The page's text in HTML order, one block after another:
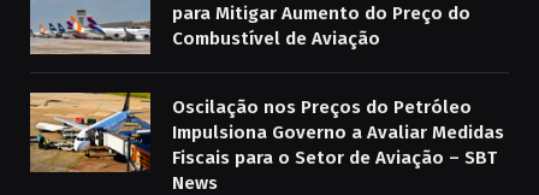
para Mitigar Aumento do Preço do
Combustível de Aviação
Oscilação nos Preços do Petróleo
Impulsiona Governo a Avaliar Medidas
Fiscais para o Setor de Aviação – SBT
News